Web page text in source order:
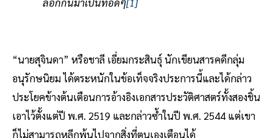
“นายสุจินดา” หรือชาลี เอี่ยมกระสินธุ์ นักเขียนสารคดีกลุ่ม
อนุรักษนิยม ได้ตระหนักในข้อเท็จจริงประการนี้และได้กล่าว
ประโยคข้างต้นเตือนการอ้างอิงเอกสารประวัติศาสตร์ทั้งสองชิ้น
เอาไว้ตั้งแต่ปี พ.ศ. 2519 และกล่าวซ้ำในปี พ.ศ. 2544 แต่เขา
ก็ไม่สามารถหลีกพ้นไปจากสิ่งที่ตนเองเตือนได้